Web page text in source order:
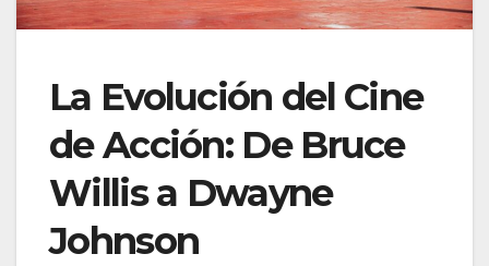
La Evolución del Cine
de Acción: De Bruce
Willis a Dwayne
Johnson